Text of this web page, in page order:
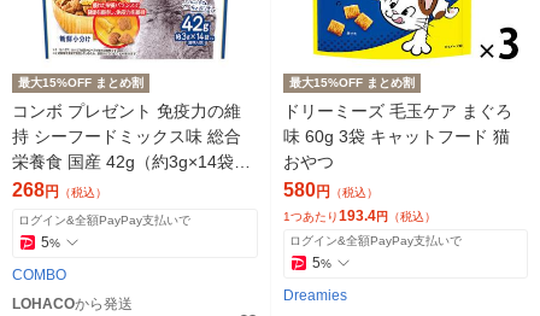
最大15%OFF まとめ割
コンボ プレゼント 免疫力の維
持 シーフードミックス味 総合
栄養食 国産 42g（約3g×14袋）
1袋 猫用 おやつ 新商品
268円 （税込）
ログイン&全額PayPay支払いで
5%
COMBO
LOHACOから発送
最大15%OFF まとめ割
ドリーミーズ 毛玉ケア まぐろ
味 60g 3袋 キャットフード 猫
おやつ
580円
（税込）
1つあたり193.4円 （税込）
ログイン&全額PayPay支払いで
5%
Dreamies